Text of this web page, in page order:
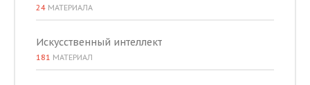
24 МАТЕРИАЛА
Искусственный интеллект
181 МАТЕРИАЛ